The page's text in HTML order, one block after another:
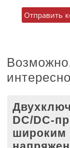
интересно
DC/DC-
широким